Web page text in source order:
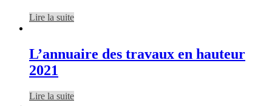
Lire la suite
L’annuaire des travaux en hauteur
2021
Lire la suite